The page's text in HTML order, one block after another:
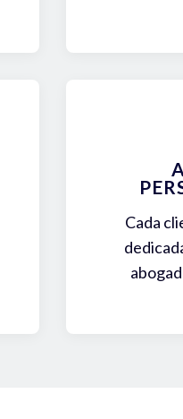
Cada